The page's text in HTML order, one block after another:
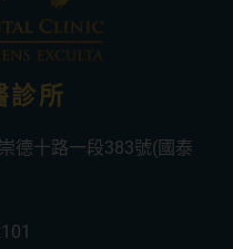
診所
德十路一段383號(國泰